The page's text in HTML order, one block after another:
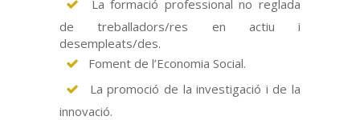
La formació professional no reglada
de treballadors/res en actiu i
desempleats/des.
Foment de l’Economia Social.
La promoció de la investigació i de la
innovació.